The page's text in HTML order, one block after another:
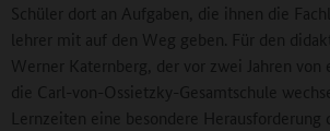
Schüler dort an Aufgaben, die ihnen die
lehrer mit auf den Weg geben. Für den
Werner Katernberg, der vor zwei Jahren von
die Carl-von-Ossietzky-Gesamtschule
Lernzeiten eine besondere Herausforderung